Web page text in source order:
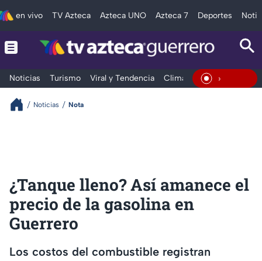
en vivo TV Azteca Azteca UNO Azteca 7 Deportes
Noticias Turismo Viral y Tendencia Clima Deportes En Vivo
Noticias Nota
¿Tanque lleno? Así amanece el
precio de la gasolina en
Guerrero
Los costos del combustible registran